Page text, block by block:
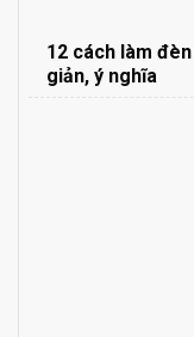
12 cách làm
giản, ý nghĩa